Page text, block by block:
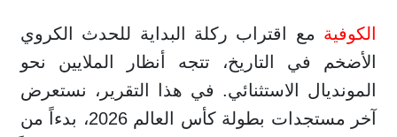
الكوفية مع اقتراب ركلة البداية للحدث الكروي
الأضخم في التاريخ، تتجه أنظار الملايين نحو
المونديال الاستثنائي. في هذا التقرير، نستعرض
آخر مستجدات بطولة كأس العالم 2026، بدءاً من